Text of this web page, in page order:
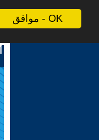
موافق - OK